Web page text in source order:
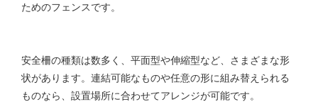
ためのフェンスです。
安全柵の種類は数多く、平面型や伸縮型など、さまざまな形
状があります。連結可能なものや任意の形に組み替えられる
ものなら、設置場所に合わせてアレンジが可能です。